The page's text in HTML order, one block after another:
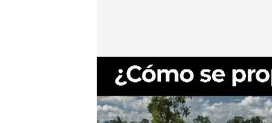
Datos sobre las enfermedades ‘zoonóticas’
cuatro.com
07 ABR 2020 - 16:39h.